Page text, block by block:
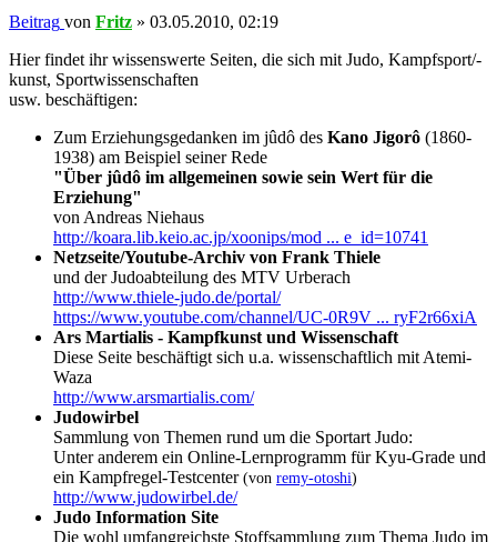
Beitrag von Fritz » 03.05.2010, 02:19
Hier findet ihr wissenswerte Seiten, die sich mit Judo, Kampfsport/-
kunst, Sportwissenschaften
usw. beschäftigen:
Zum Erziehungsgedanken im jûdô des Kano Jigorô (1860-
1938) am Beispiel seiner Rede
"Über jûdô im allgemeinen sowie sein Wert für die
Erziehung"
von Andreas Niehaus
http://koara.lib.keio.ac.jp/xoonips/mod ... e_id=10741
Netzseite/Youtube-Archiv von Frank Thiele
und der Judoabteilung des MTV Urberach
http://www.thiele-judo.de/portal/
https://www.youtube.com/channel/UC-0R9V ... ryF2r66xiA
Ars Martialis - Kampfkunst und Wissenschaft
Diese Seite beschäftigt sich u.a. wissenschaftlich mit Atemi-
Waza
http://www.arsmartialis.com/
Judowirbel
Sammlung von Themen rund um die Sportart Judo:
Unter anderem ein Online-Lernprogramm für Kyu-Grade und
ein Kampfregel-Testcenter (von remy-otoshi)
http://www.judowirbel.de/
Judo Information Site
Die wohl umfangreichste Stoffsammlung zum Thema Judo im